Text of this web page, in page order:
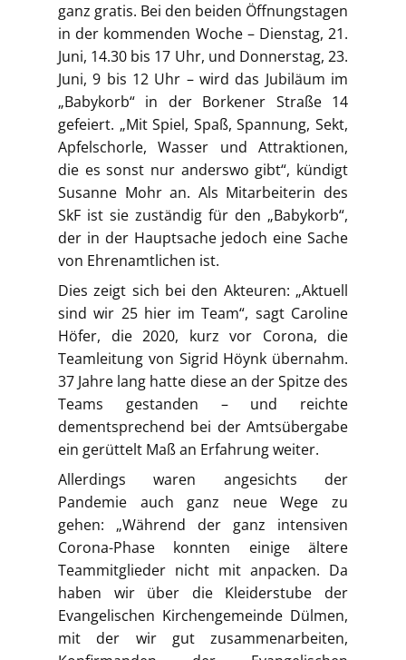
ganz gratis. Bei den beiden Öffnungstagen
in der kommenden Woche – Dienstag, 21.
Juni, 14.30 bis 17 Uhr, und Donnerstag, 23.
Juni, 9 bis 12 Uhr – wird das Jubiläum im
„Babykorb“ in der Borkener Straße 14
gefeiert. „Mit Spiel, Spaß, Spannung, Sekt,
Apfelschorle, Wasser und Attraktionen,
die es sonst nur anderswo gibt“, kündigt
Susanne Mohr an. Als Mitarbeiterin des
SkF ist sie zuständig für den „Babykorb“,
der in der Hauptsache jedoch eine Sache
von Ehrenamtlichen ist.
Dies zeigt sich bei den Akteuren: „Aktuell
sind wir 25 hier im Team“, sagt Caroline
Höfer, die 2020, kurz vor Corona, die
Teamleitung von Sigrid Höynk übernahm.
37 Jahre lang hatte diese an der Spitze des
Teams gestanden – und reichte
dementsprechend bei der Amtsübergabe
ein gerüttelt Maß an Erfahrung weiter.
Allerdings waren angesichts der
Pandemie auch ganz neue Wege zu
gehen: „Während der ganz intensiven
Corona-Phase konnten einige ältere
Teammitglieder nicht mit anpacken. Da
haben wir über die Kleiderstube der
Evangelischen Kirchengemeinde Dülmen,
mit der wir gut zusammenarbeiten,